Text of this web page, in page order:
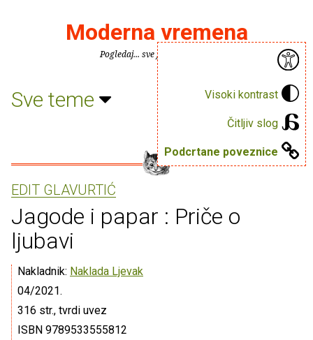
Visoki kontrast
Čitljiv slog
Podcrtane poveznice
Moderna vremena
Pogledaj... sve je puno knjiga.
Sve teme
EDIT GLAVURTIĆ
Jagode i papar : Priče o
ljubavi
Nakladnik: Naklada Ljevak
04/2021.
316 str., tvrdi uvez
ISBN 9789533555812